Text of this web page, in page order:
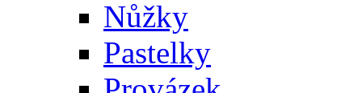
Nůžky
Pastelky